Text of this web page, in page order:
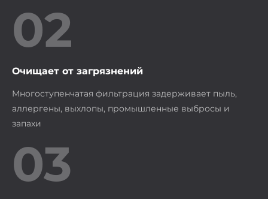
02
Очищает от загрязнений
Многоступенчатая фильтрация задерживает пыль,
аллергены, выхлопы, промышленные выбросы и
запахи
03